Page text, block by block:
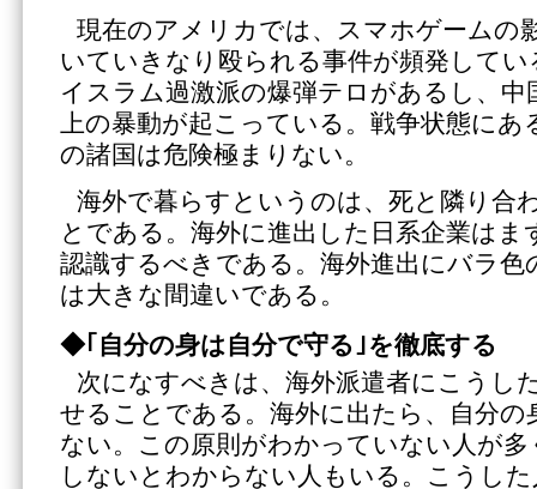
現在のアメリカでは、スマホゲームの
いていきなり殴られる事件が頻発して
イスラム過激派の爆弾テロがあるし、中
上の暴動が起こっている。戦争状態に
の諸国は危険極まりない。
海外で暮らすというのは、死と隣り合
とである。海外に進出した日系企業はま
認識するべきである。海外進出にバラ色
は大きな間違いである。
◆｢自分の身は自分で守る｣を徹底する
次になすべきは、海外派遣者にこうし
せることである。海外に出たら、自分の
ない。この原則がわかっていない人が
しないとわからない人もいる。こうし